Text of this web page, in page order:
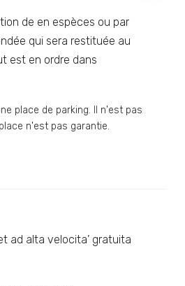
de en espèces ou par
qui sera restituée au
est en ordre dans
place de parking. Il n'est pas
n'est pas garantie.
ad alta velocita’ gratuita